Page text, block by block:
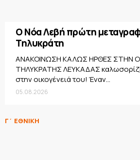
Ο Νόα Λεβή πρώτη
Τηλυκράτη
ΑΝΑΚΟΙΝΩΣΗ ΚΑΛΩΣ ΗΡΘΕΣ ΣΤΗΝ
ΤΗΛΥΚΡΑΤΗΣ ΛΕΥΚΑΔΑΣ
στην οικογένειά του! Έναν...
05.08.2026
Γ΄ ΕΘΝΙΚΗ